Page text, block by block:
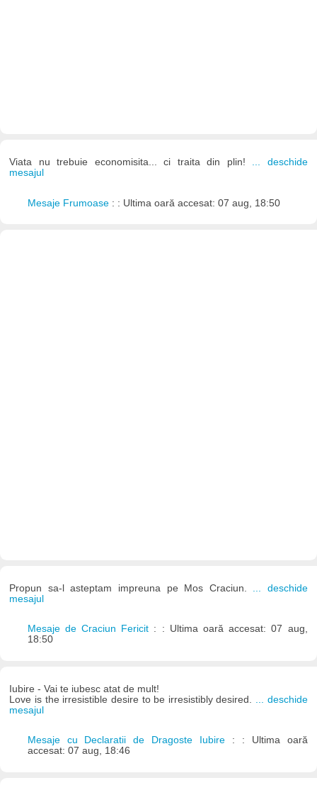
Viata nu trebuie economisita... ci traita din plin! ... deschide
mesajul
Mesaje Frumoase : : Ultima oară accesat: 07 aug, 18:50
Propun sa-l asteptam impreuna pe Mos Craciun. ... deschide
mesajul
Mesaje de Craciun Fericit : : Ultima oară accesat: 07 aug,
18:50
Iubire - Vai te iubesc atat de mult!
Love is the irresistible desire to be irresistibly desired.
... deschide
mesajul
Mesaje cu Declaratii de Dragoste Iubire : : Ultima oară
accesat: 07 aug, 18:46